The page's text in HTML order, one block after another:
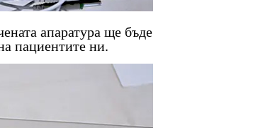
апаратура ще бъде
пациентите ни.